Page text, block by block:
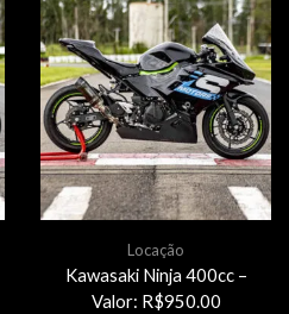
Locação
Kawasaki Ninja 400cc –
Valor: R$950.00